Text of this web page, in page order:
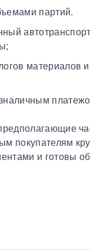
партий.
покупателям
и готовы